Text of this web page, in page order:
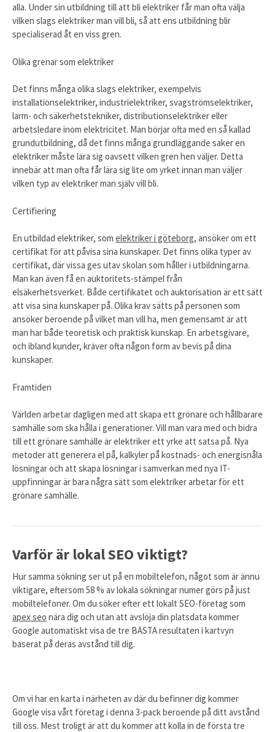
alla. Under sin utbildning till att bli elektriker får man ofta välja
vilken slags elektriker man vill bli, så att ens utbildning blir
specialiserad åt en viss gren.
Olika grenar som elektriker
Det finns många olika slags elektriker, exempelvis
installationselektriker, industrielektriker, svagströmselektriker,
larm- och säkerhetstekniker, distributionselektriker eller
arbetsledare inom elektricitet. Man börjar ofta med en så kallad
grundutbildning, då det finns många grundläggande saker en
elektriker måste lära sig oavsett vilken gren hen väljer. Detta
innebär att man ofta får lära sig lite om yrket innan man väljer
vilken typ av elektriker man själv vill bli.
Certifiering
En utbildad elektriker, som elektriker i göteborg, ansöker om ett
certifikat för att påvisa sina kunskaper. Det finns olika typer av
certifikat, där vissa ges utav skolan som håller i utbildningarna.
Man kan även få en auktoritets-stämpel från
elsäkerhetsverket. Både certifikatet och auktorisation är ett sätt
att visa sina kunskaper på. Olika krav sätts på personen som
ansöker beroende på vilket man vill ha, men gemensamt är att
man har både teoretisk och praktisk kunskap. En arbetsgivare,
och ibland kunder, kräver ofta någon form av bevis på dina
kunskaper.
Framtiden
Världen arbetar dagligen med att skapa ett grönare och hållbarare
samhälle som ska hålla i generationer. Vill man vara med och bidra
till ett grönare samhälle är elektriker ett yrke att satsa på. Nya
metoder att generera el på, kalkyler på kostnads- och energisnåla
lösningar och att skapa lösningar i samverkan med nya IT-
uppfinningar är bara några sätt som elektriker arbetar för ett
grönare samhälle.
Varför är lokal SEO viktigt?
Hur samma sökning ser ut på en mobiltelefon, något som är ännu
viktigare, eftersom 58 % av lokala sökningar numer görs på just
mobiltelefoner. Om du söker efter ett lokalt SEO-företag som
apex seo nära dig och utan att avslöja din platsdata kommer
Google automatiskt visa de tre BÄSTA resultaten i kartvyn
baserat på deras avstånd till dig.
Om vi har en karta i närheten av där du befinner dig kommer
Google visa vårt företag i denna 3-pack beroende på ditt avstånd
till oss. Mest troligt är att du kommer att kolla in de första tre